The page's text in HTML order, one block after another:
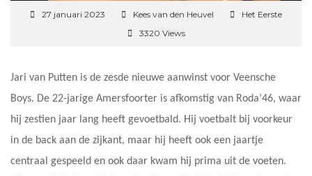
27 januari 2023 Kees van den Heuvel
Het Eerste
3320 Views
Jari van Putten is de zesde nieuwe aanwinst voor Veensche
Boys. De 22-jarige Amersfoorter is afkomstig van Roda’46, waar
hij zestien jaar lang heeft gevoetbald. Hij voetbalt bij voorkeur
in de back aan de zijkant, maar hij heeft ook een jaartje
centraal gespeeld en ook daar kwam hij prima uit de voeten.